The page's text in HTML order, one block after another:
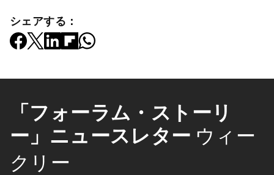
シェアする：
「フォーラム・ストーリ
ー」ニュースレター ウィー
クリー